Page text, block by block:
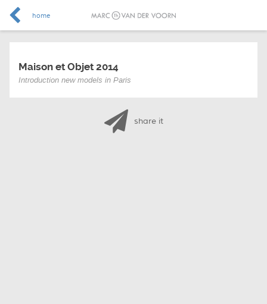
home
Maison et Objet 2014
Introduction new models in Paris
share it